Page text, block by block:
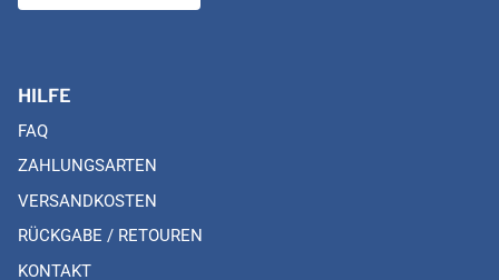
HILFE
FAQ
ZAHLUNGSARTEN
VERSANDKOSTEN
RÜCKGABE / RETOUREN
KONTAKT